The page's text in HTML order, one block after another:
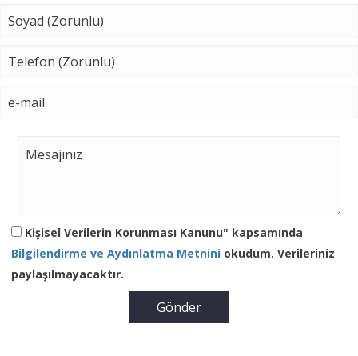
Kişisel Verilerin Korunması Kanunu" kapsamında
Bilgilendirme ve Aydınlatma Metnini okudum. Verileriniz
paylaşılmayacaktır.